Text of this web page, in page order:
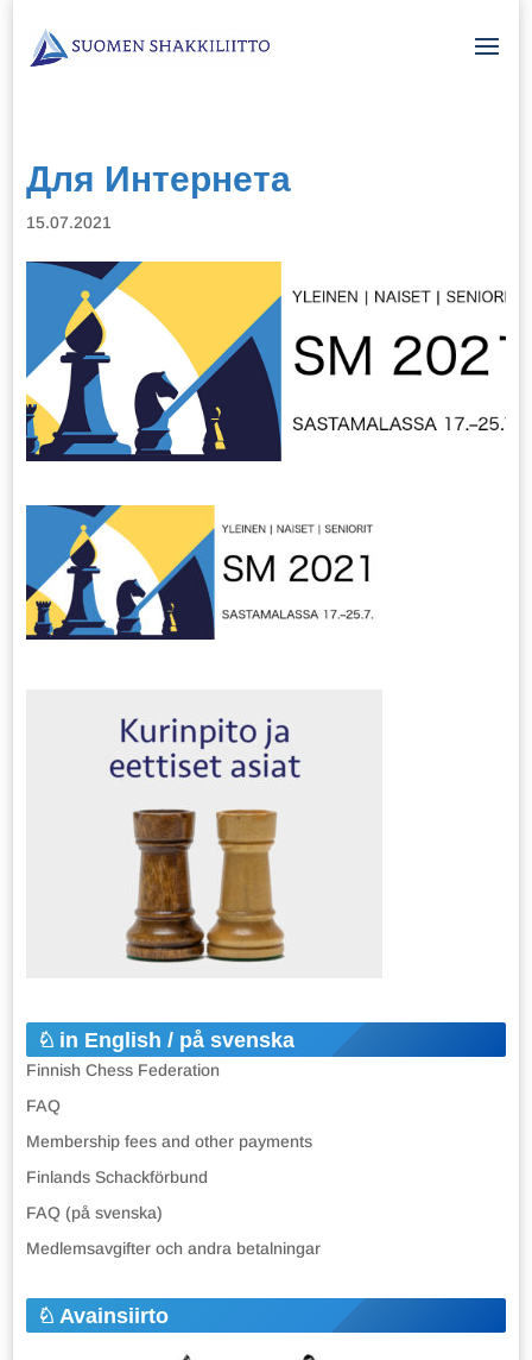
Для Интернета
15.07.2021
in English / på svenska
Finnish Chess Federation
FAQ
Membership fees and other payments
Finlands Schackförbund
FAQ (på svenska)
Medlemsavgifter och andra betalningar
Avainsiirto